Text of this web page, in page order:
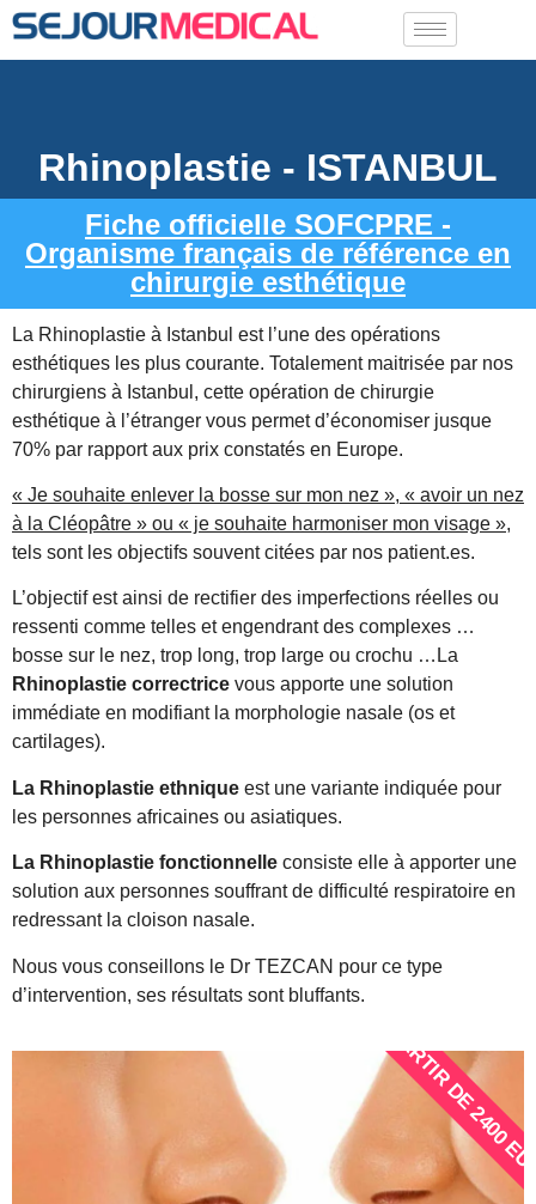
Rhinoplastie - ISTANBUL
Fiche officielle SOFCPRE -
Organisme français de référence en
chirurgie esthétique
La Rhinoplastie à Istanbul est l’une des opérations
esthétiques les plus courante. Totalement maitrisée par nos
chirurgiens à Istanbul, cette opération de chirurgie
esthétique à l’étranger vous permet d’économiser jusque
70% par rapport aux prix constatés en Europe.
« Je souhaite enlever la bosse sur mon nez », « avoir un nez
à la Cléopâtre » ou « je souhaite harmoniser mon visage »,
tels sont les objectifs souvent citées par nos patient.es.
L’objectif est ainsi de rectifier des imperfections réelles ou
ressenti comme telles et engendrant des complexes …
bosse sur le nez, trop long, trop large ou crochu …La
Rhinoplastie correctrice vous apporte une solution
immédiate en modifiant la morphologie nasale (os et
cartilages).
La Rhinoplastie ethnique est une variante indiquée pour
les personnes africaines ou asiatiques.
La Rhinoplastie fonctionnelle consiste elle à apporter une
solution aux personnes souffrant de difficulté respiratoire en
redressant la cloison nasale.
Nous vous conseillons le Dr TEZCAN pour ce type
d’intervention, ses résultats sont bluffants.
À PARTIR DE